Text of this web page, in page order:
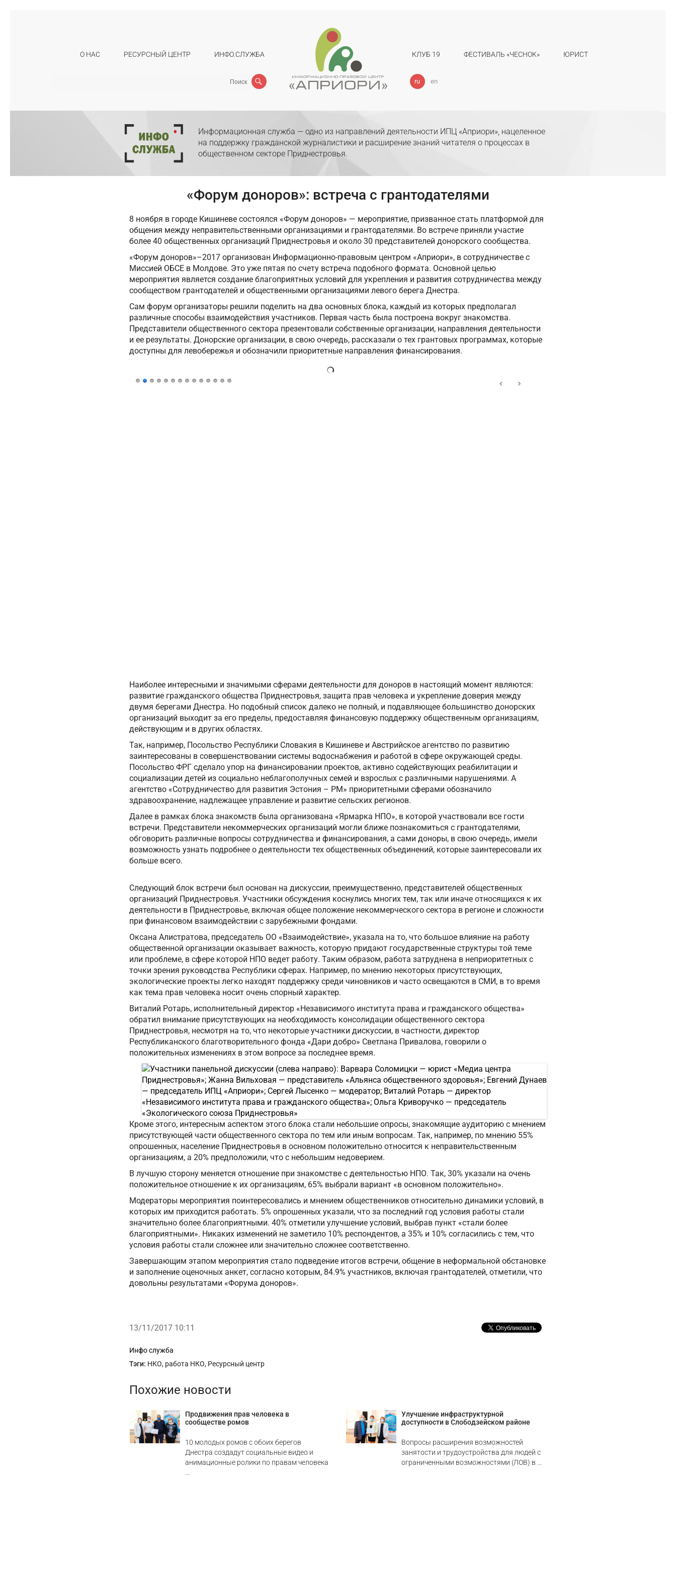
О НАС РЕСУРСНЫЙ ЦЕНТР ИНФО.СЛУЖБА
Поиск
КЛУБ 19 ФЕСТИВАЛЬ «ЧЕСНОК» ЮРИСТ
ru en
Информационная служба — одно из направлений деятельности ИПЦ «Априори», нацеленное
на поддержку гражданской журналистики и расширение знаний читателя о процессах в
общественном секторе Приднестровья.
«Форум доноров»: встреча с грантодателями
8 ноября в городе Кишиневе состоялся «Форум доноров» — мероприятие, призванное стать платформой для
общения между неправительственными организациями и грантодателями. Во встрече приняли участие
более 40 общественных организаций Приднестровья и около 30 представителей донорского сообщества.
«Форум доноров»–2017 организован Информационно-правовым центром «Априори», в сотрудничестве с
Миссией ОБСЕ в Молдове. Это уже пятая по счету встреча подобного формата. Основной целью
мероприятия является создание благоприятных условий для укрепления и развития сотрудничества между
сообществом грантодателей и общественными организациями левого берега Днестра.
Сам форум организаторы решили поделить на два основных блока, каждый из которых предполагал
различные способы взаимодействия участников. Первая часть была построена вокруг знакомства.
Представители общественного сектора презентовали собственные организации, направления деятельности
и ее результаты. Донорские организации, в свою очередь, рассказали о тех грантовых программах, которые
доступны для левобережья и обозначили приоритетные направления финансирования.
Наиболее интересными и значимыми сферами деятельности для доноров в настоящий момент являются:
развитие гражданского общества Приднестровья, защита прав человека и укрепление доверия между
двумя берегами Днестра. Но подобный список далеко не полный, и подавляющее большинство донорских
организаций выходит за его пределы, предоставляя финансовую поддержку общественным организациям,
действующим и в других областях.
Так, например, Посольство Республики Словакия в Кишиневе и Австрийское агентство по развитию
заинтересованы в совершенствовании системы водоснабжения и работой в сфере окружающей среды.
Посольство ФРГ сделало упор на финансировании проектов, активно содействующих реабилитации и
социализации детей из социально неблагополучных семей и взрослых с различными нарушениями. А
агентство «Сотрудничество для развития Эстония – РМ» приоритетными сферами обозначило
здравоохранение, надлежащее управление и развитие сельских регионов.
Далее в рамках блока знакомств была организована «Ярмарка НПО», в которой участвовали все гости
встречи. Представители некоммерческих организаций могли ближе познакомиться с грантодателями,
обговорить различные вопросы сотрудничества и финансирования, а сами доноры, в свою очередь, имели
возможность узнать подробнее о деятельности тех общественных объединений, которые заинтересовали их
больше всего.
Следующий блок встречи был основан на дискуссии, преимущественно, представителей общественных
организаций Приднестровья. Участники обсуждения коснулись многих тем, так или иначе относящихся к их
деятельности в Приднестровье, включая общее положение некоммерческого сектора в регионе и сложности
при финансовом взаимодействии с зарубежными фондами.
Оксана Алистратова, председатель ОО «Взаимодействие», указала на то, что большое влияние на работу
общественной организации оказывает важность, которую придают государственные структуры той теме
или проблеме, в сфере которой НПО ведет работу. Таким образом, работа затруднена в неприоритетных с
точки зрения руководства Республики сферах. Например, по мнению некоторых присутствующих,
экологические проекты легко находят поддержку среди чиновников и часто освещаются в СМИ, в то время
как тема прав человека носит очень спорный характер.
Виталий Ротарь, исполнительный директор «Независимого института права и гражданского общества»
обратил внимание присутствующих на необходимость консолидации общественного сектора
Приднестровья, несмотря на то, что некоторые участники дискуссии, в частности, директор
Республиканского благотворительного фонда «Дари добро» Светлана Привалова, говорили о
положительных изменениях в этом вопросе за последнее время.
Кроме этого, интересным аспектом этого блока стали небольшие опросы, знакомящие аудиторию с мнением
присутствующей части общественного сектора по тем или иным вопросам. Так, например, по мнению 55%
опрошенных, население Приднестровья в основном положительно относится к неправительственным
организациям, а 20% предположили, что с небольшим недоверием.
В лучшую сторону меняется отношение при знакомстве с деятельностью НПО. Так, 30% указали на очень
положительное отношение к их организациям, 65% выбрали вариант «в основном положительно».
Модераторы мероприятия поинтересовались и мнением общественников относительно динамики условий, в
которых им приходится работать. 5% опрошенных указали, что за последний год условия работы стали
значительно более благоприятными. 40% отметили улучшение условий, выбрав пункт «стали более
благоприятными». Никаких изменений не заметило 10% респондентов, а 35% и 10% согласились с тем, что
условия работы стали сложнее или значительно сложнее соответственно.
Завершающим этапом мероприятия стало подведение итогов встречи, общение в неформальной обстановке
и заполнение оценочных анкет, согласно которым, 84.9% участников, включая грантодателей, отметили, что
довольны результатами «Форума доноров».
13/11/2017 10:11
Рубрики
Инфо служба
Тэги: НКО, работа НКО, Ресурсный центр
Похожие новости
Продвижения прав человека в
сообществе ромов
10 молодых ромов с обоих берегов
Днестра создадут социальные видео и
анимационные ролики по правам человека
Улучшение инфраструктурной
доступности в Слободзейском районе
Вопросы расширения возможностей
занятости и трудоустройства для людей с
ограниченными возможностями (ЛОВ) в ...